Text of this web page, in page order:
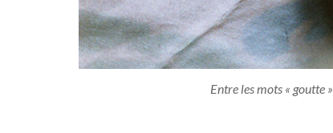
Entre les mots « goutte